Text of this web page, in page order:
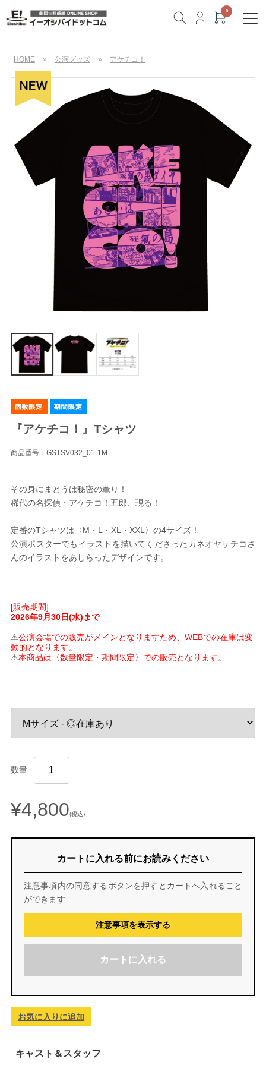
HOME » 公演グッズ » アケチコ！
『アケチコ！』Tシャツ
商品番号：GSTSV032_01-1M
その身にまとうは秘密の薫り！
稀代の名探偵・アケチコ！五郎、現る！
定番のTシャツは〈M・L・XL・XXL〉の4サイズ！
公演ポスターでもイラストを描いてくださったカネオヤサチコさ
んのイラストをあしらったデザインです。
[販売期間]
2026年9月30日(水)まで
⚠公演会場での販売がメインとなりますため、WEBでの在庫は変
動的となります。
⚠本商品は〈数量限定・期間限定〉での販売となります。
数量
¥4,800(税込)
カートに入れる前にお読みください
注意事項内の同意するボタンを押すとカートへ入れること
ができます
注意事項を表示する
カートに入れる
お気に入りに追加
キャスト＆スタッフ